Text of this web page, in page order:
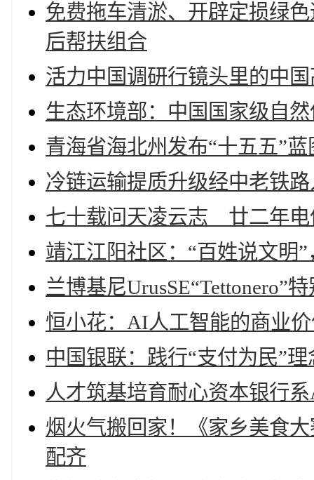
免费拖车清淤、开辟定损绿
后帮扶组合
活力中国调研行镜头里的中
生态环境部：中国国家级自
青海省海北州发布“十五五”
冷链运输提质升级经中老铁
七十载问天凌云志 廿二年电
靖江江阳社区：“百姓说文明
兰博基尼UrusSE“Tettonero”
恒小花：AI人工智能的商业
中国银联：践行“支付为民”
人才筑基培育耐心资本银行
烟火气搬回家！《家乡美食
配齐